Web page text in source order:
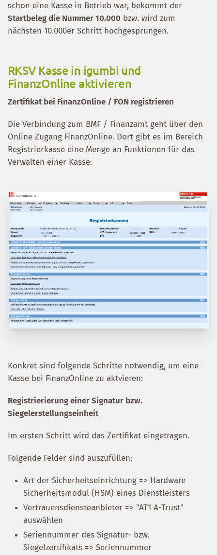
schon eine Kasse in Betrieb war, bekommt der
Startbeleg die Nummer 10.000 bzw. wird zum
nächsten 10.000er Schritt hochgesprungen.
RKSV Kasse in igumbi und
FinanzOnline aktivieren
Zertifikat bei FinanzOnline / FON registrieren
Die Verbindung zum BMF / Finanzamt geht über den
Online Zugang FinanzOnline. Dort gibt es im Bereich
Registrierkasse eine Menge an Funktionen für das
Verwalten einer Kasse:
Konkret sind folgende Schritte notwendig, um eine
Kasse bei FinanzOnline zu aktvieren:
Registrierierung einer Signatur bzw.
Siegelerstellungseinheit
Im ersten Schritt wird das Zertifikat eingetragen.
Folgende Felder sind auszufüllen:
Art der Sicherheitseinrichtung => Hardware
Sicherheitsmodul (HSM) eines Dienstleisters
Vertrauensdiensteanbieter => "AT1 A-Trust"
auswählen
Seriennummer des Signatur- bzw.
Siegelzertifikats => Seriennummer